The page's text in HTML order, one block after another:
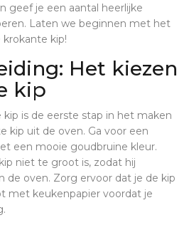
geef je een aantal heerlijke
Laten we beginnen met het
kip!
Het kiezen
kip
is de eerste stap in het maken
kip uit de oven. Ga voor een
een mooie goudbruine kleur.
niet te groot is, zodat hij
de oven. Zorg ervoor dat je de kip
met keukenpapier voordat je